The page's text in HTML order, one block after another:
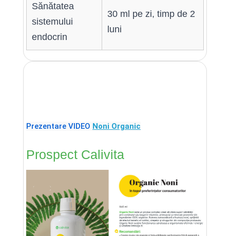
Sănătatea
sistemului
endocrin
30 ml pe zi, timp de 2
luni
Prezentare VIDEO Noni Organic
Prospect Calivita